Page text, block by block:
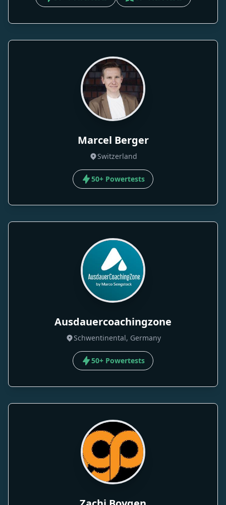
Marcel Berger
Switzerland
50+ Powertests
Ausdauercoachingzone
Schwentinental, Germany
50+ Powertests